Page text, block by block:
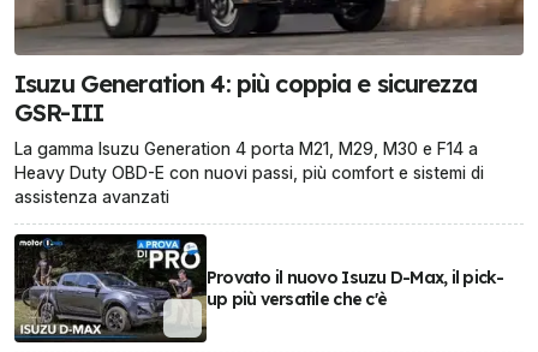
Isuzu Generation 4: più coppia e sicurezza
GSR-III
La gamma Isuzu Generation 4 porta M21, M29, M30 e F14 a
Heavy Duty OBD-E con nuovi passi, più comfort e sistemi di
assistenza avanzati
Provato il nuovo Isuzu D-Max, il pick-
up più versatile che c'è